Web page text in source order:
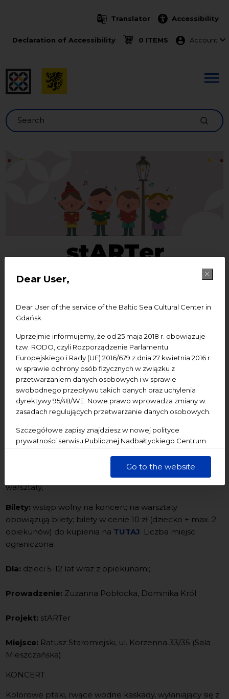
Dear User,
Dear User of the service of the Baltic Sea Cultural Center in
Gdańsk
Uprzejmie informujemy, że od 25 maja 2018 r. obowiązuje
tzw. RODO, czyli Rozporządzenie Parlamentu
Europejskiego i Rady (UE) 2016/679 z dnia 27 kwietnia 2016 r.
w sprawie ochrony osób fizycznych w związku z
przetwarzaniem danych osobowych i w sprawie
swobodnego przepływu takich danych oraz uchylenia
dyrektywy 95/48/WE. Nowe prawo wprowadza zmiany w
zasadach regulujących przetwarzanie danych osobowych.
Szczegółowe zapisy znajdziesz w nowej polityce
prywatności serwisu Publicznej Nadbałtyckiego Centrum
dane są przetwarzane w sposób bezpieczny, z należytą
Go to the website
Translator Accessibility
Declaration of Accessibility 0 ITEMS Menu
Account
Search
03.12.2022
Dźwiękowe obrazy. O czym
opowiada muzyka? Koncert
familijny oraz warsztaty | cykl
stARTer
Koncerty
Add to Google calendarAdd to iCal calendar
3.12.2022, 11:00-12:00 – koncert, 12:30-14:30 –
warsztaty,
Bilety: wstęp wolny na koncert; na warsztaty
obowiązują bilety; bilety w cenie 10 zł (dziecko + max. 2
opiekunów) do kupienia na TUTAJ. Liczba miejsc
ograniczona.
Dla: dzieci 5-12 lat wraz z opiekunami;
Prowadzenie: Zuzanna Pobłocka, Dominika Król
Projekt: stARTer
Miejsce: Ratusz Staromiejski, ul. Korzenna 33/35 (Sala
Mieszczańska)
KONCERT
Kolorowe ptaki, rwące wodne kaskady, wyłaniający się z